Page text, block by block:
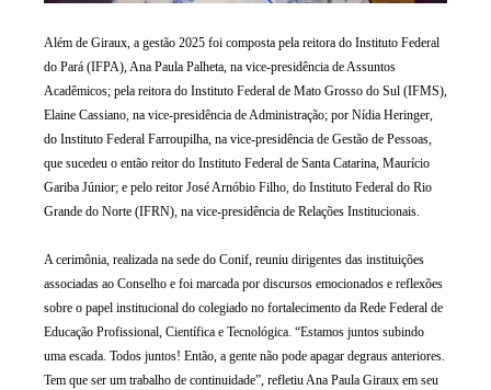
Além de Giraux, a gestão 2025 foi composta pela reitora do Instituto Federal
do Pará (IFPA), Ana Paula Palheta, na vice-presidência de Assuntos
Acadêmicos; pela reitora do Instituto Federal de Mato Grosso do Sul (IFMS),
Elaine Cassiano, na vice-presidência de Administração; por Nídia Heringer,
do Instituto Federal Farroupilha, na vice-presidência de Gestão de Pessoas,
que sucedeu o então reitor do Instituto Federal de Santa Catarina, Maurício
Gariba Júnior; e pelo reitor José Arnóbio Filho, do Instituto Federal do Rio
Grande do Norte (IFRN), na vice-presidência de Relações Institucionais.
A cerimônia, realizada na sede do Conif, reuniu dirigentes das instituições
associadas ao Conselho e foi marcada por discursos emocionados e reflexões
sobre o papel institucional do colegiado no fortalecimento da Rede Federal de
Educação Profissional, Científica e Tecnológica. “Estamos juntos subindo
uma escada. Todos juntos! Então, a gente não pode apagar degraus anteriores.
Tem que ser um trabalho de continuidade”, refletiu Ana Paula Giraux em seu